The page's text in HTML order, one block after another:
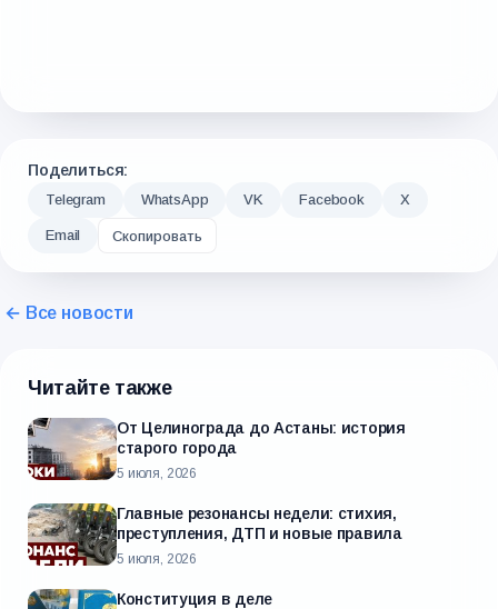
Поделиться:
Telegram WhatsApp VK Facebook X
Email Скопировать
← Все новости
Читайте также
От Целинограда до Астаны: история
старого города
5 июля, 2026
Главные резонансы недели: стихия,
преступления, ДТП и новые правила
5 июля, 2026
Конституция в деле